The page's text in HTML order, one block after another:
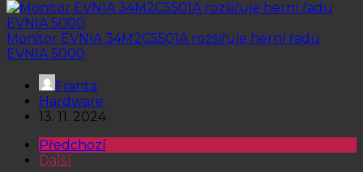
Monitor EVNIA 34M2C5501A rozšiřuje herní řadu
EVNIA 5000
Franta
Hardware
13. 11. 2024
Předchozí
Další